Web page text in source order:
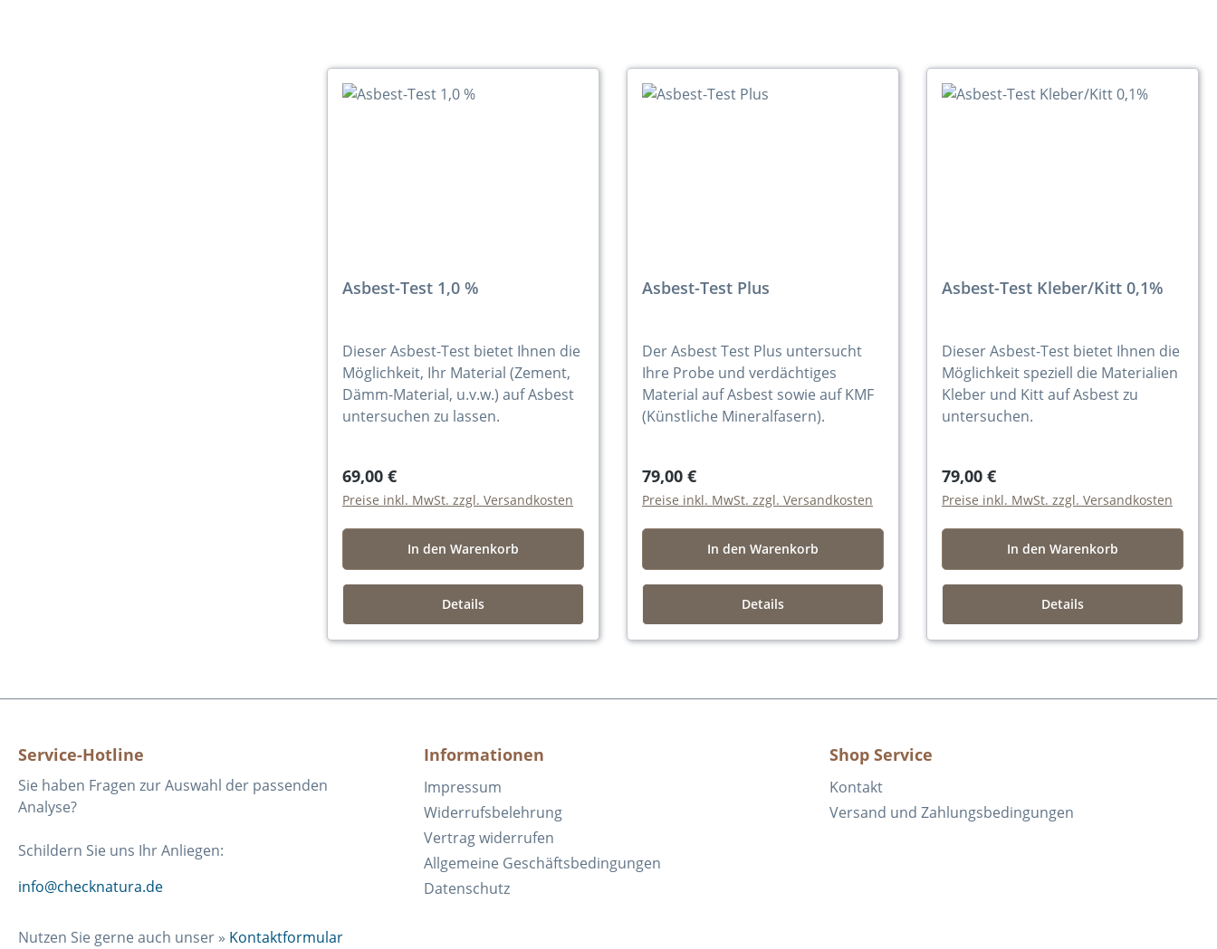
Asbest-Test 1,0 %
Dieser Asbest-Test bietet Ihnen die
Möglichkeit, Ihr Material (Zement,
Dämm-Material, u.v.w.) auf Asbest
untersuchen zu lassen.
69,00 €
Preise inkl. MwSt. zzgl. Versandkosten
In den Warenkorb
Details
Asbest-Test Plus
Der Asbest Test Plus untersucht
Ihre Probe und verdächtiges
Material auf Asbest sowie auf KMF
(Künstliche Mineralfasern).
79,00 €
Preise inkl. MwSt. zzgl. Versandkosten
In den Warenkorb
Details
Asbest-Test Kleber/Kitt 0,1%
Dieser Asbest-Test bietet Ihnen die
Möglichkeit speziell die Materialien
Kleber und Kitt auf Asbest zu
untersuchen.
79,00 €
Preise inkl. MwSt. zzgl. Versandkosten
In den Warenkorb
Details
Service-Hotline
Sie haben Fragen zur Auswahl der passenden
Analyse?
Schildern Sie uns Ihr Anliegen:
info@checknatura.de
Nutzen Sie gerne auch unser » Kontaktformular
Informationen
Impressum
Widerrufsbelehrung
Vertrag widerrufen
Allgemeine Geschäftsbedingungen
Datenschutz
Shop Service
Kontakt
Versand und Zahlungsbedingungen